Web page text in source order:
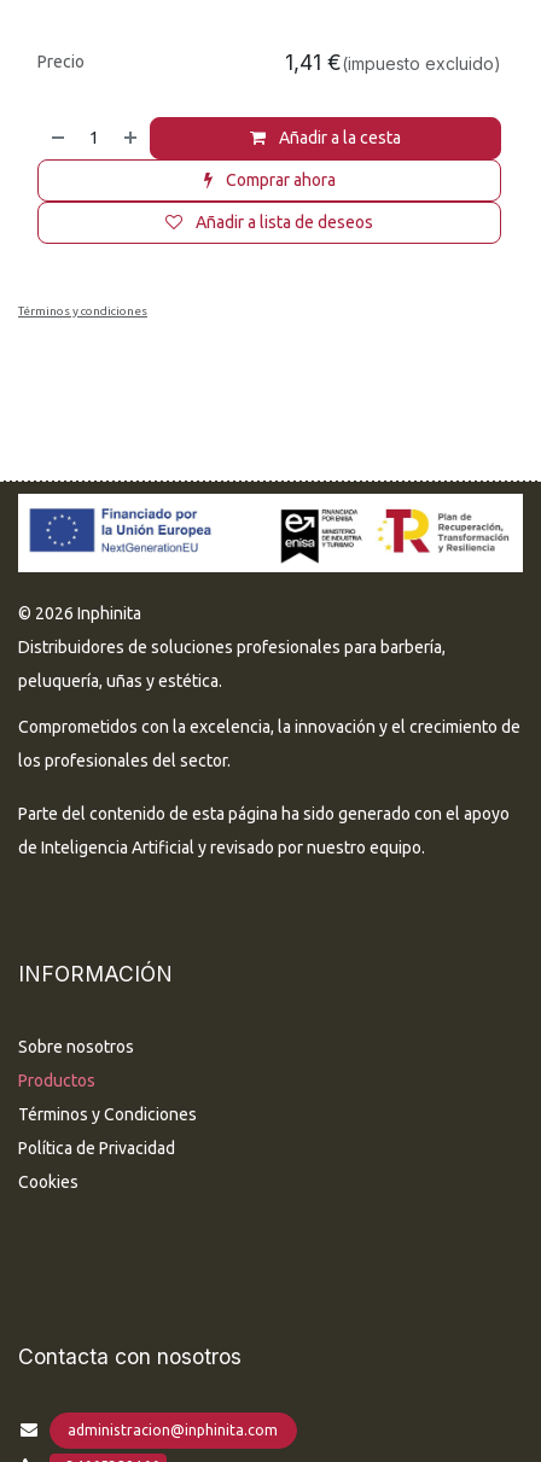
Añadir a la cesta
Comprar ahora
Añadir a lista de deseos
Precio 1,41 €(impuesto excluido)
Términos y condiciones
© 2026 Inphinita
Distribuidores de soluciones profesionales para barbería,
peluquería, uñas y estética.
Comprometidos con la excelencia, la innovación y el crecimiento de
los profesionales del sector.
Parte del contenido de esta página ha sido generado con el apoyo
de Inteligencia Artificial y revisado por nuestro equipo.
INFORMACIÓN
Sobre nosotros
Productos
Términos y Condiciones
Política de Privacidad
Cookies
Contacta con nosotros
administracion@inphinita.com